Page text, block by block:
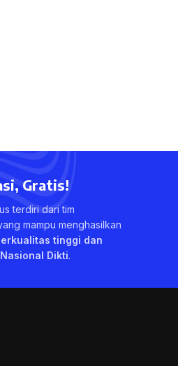
Gratis!
terdiri dari tim
mampu menghasilkan
tinggi dan
Dikti.